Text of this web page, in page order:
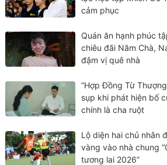
cảm phục
Quán ăn hạnh phúc
chiêu đãi Năm Chà,
đậm vị quê nhà
“Hợp Đồng Từ
sụp khi phát hiện bố
chính là cha ruột
Lộ diện hai chủ nhân
vàng vào nhà chung
tương lai 2026”